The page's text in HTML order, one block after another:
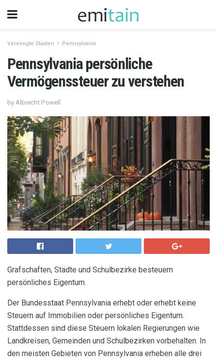
Vereinigte Staaten Pennsylvania
Pennsylvania persönliche
Vermögenssteuer zu verstehen
by Albrecht Powell
Grafschaften, Städte und Schulbezirke besteuern
persönliches Eigentum
Der Bundesstaat Pennsylvania erhebt oder erhebt keine
Steuern auf Immobilien oder persönliches Eigentum.
Stattdessen sind diese Steuern lokalen Regierungen wie
Landkreisen, Gemeinden und Schulbezirken vorbehalten. In
den meisten Gebieten von Pennsylvania erheben alle drei